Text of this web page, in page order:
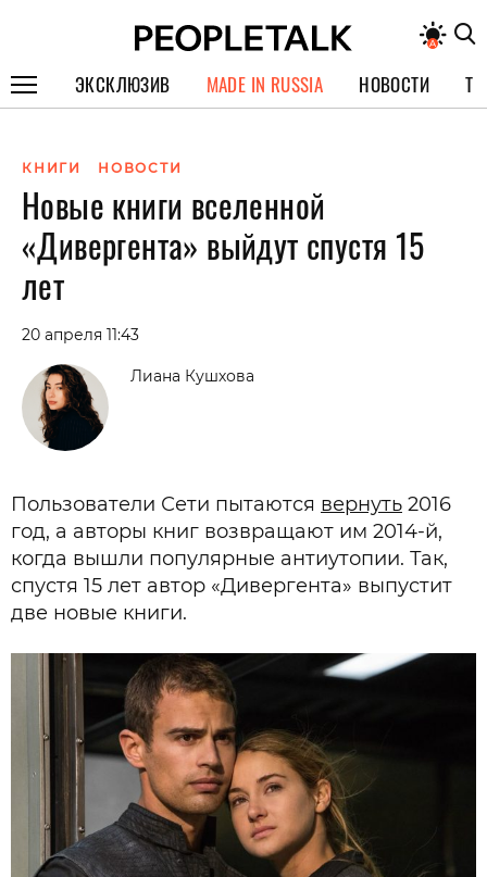
ЭКСКЛЮЗИВ
СПЕЦПРОЕКТЫ
ИНТЕРВЬЮ
ПОКОЛЕНИЕ
MADE IN RUSSIA НОВОСТИ
КНИГИ НОВОСТИ
Новые книги вселенной
«Дивергента» выйдут спустя 15
лет
20 апреля 11:43
Лиана Кушхова
Пользователи Сети пытаются вернуть 2016
год, а авторы книг возвращают им 2014-й,
когда вышли популярные антиутопии. Так,
спустя 15 лет автор «Дивергента» выпустит
две новые книги.